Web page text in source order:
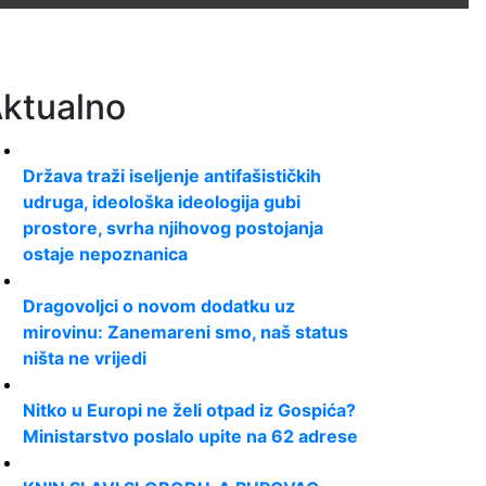
Država traži iseljenje antifašističkih
udruga, ideološka ideologija gubi
prostore, svrha njihovog postojanja
ostaje nepoznanica
Dragovoljci o novom dodatku uz
mirovinu: Zanemareni smo, naš status
ništa ne vrijedi
Nitko u Europi ne želi otpad iz Gospića?
Ministarstvo poslalo upite na 62 adrese